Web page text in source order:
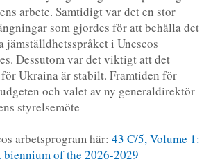
arbete. Samtidigt var det en stor
som gjordes för att behålla det
jämställdhetsspråket i Unescos
Dessutom var det viktigt att det
Ukraina är stabilt. Framtiden för
och valet av ny generaldirektör
styrelsemöte
arbetsprogram här: 43 C/5, Volume 1:
of the 2026-2029